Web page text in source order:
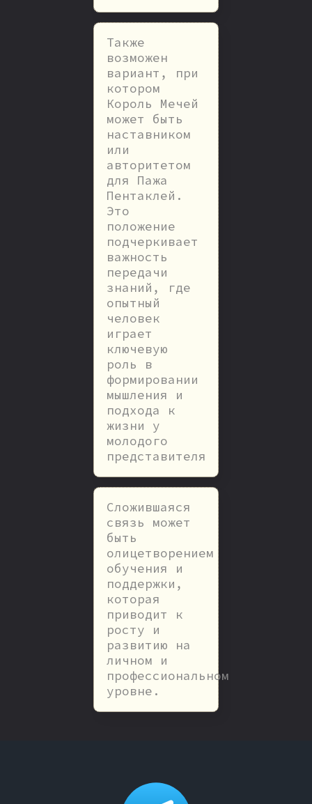
Также
возможен
вариант, при
котором
Король Мечей
может быть
наставником
или
авторитетом
для Пажа
Пентаклей.
Это
положение
подчеркивает
важность
передачи
знаний, где
опытный
человек
играет
ключевую
роль в
формировании
мышления и
подхода к
жизни у
молодого
представителя
Сложившаяся
связь может
быть
олицетворением
обучения и
поддержки,
которая
приводит к
росту и
развитию на
личном и
профессиональном
уровне.